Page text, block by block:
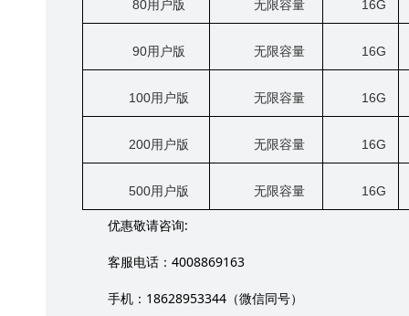
80用户版 无限容量 16G
90用户版 无限容量 16G
100用户版 无限容量 16G
200用户版 无限容量 16G
500用户版 无限容量 16G
优惠敬请咨询:
客服电话： 4008869163
手机： 18628953344 （微信同号）